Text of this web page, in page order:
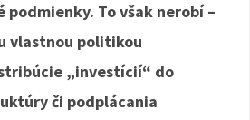
To však nerobí –
vlastnou politikou
„investícií“ do
či podplácania